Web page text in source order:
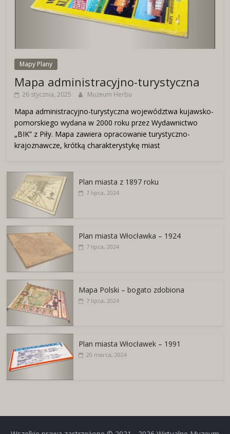
Mapy Plany
Mapa administracyjno-turystyczna
26 stycznia, 2025 Muzeum Herbu
Mapa administracyjno-turystyczna województwa kujawsko-
pomorskiego wydana w 2000 roku przez Wydawnictwo
„BIK” z Piły. Mapa zawiera opracowanie turystyczno-
krajoznawcze, krótką charakterystykę miast
Plan miasta z 1897 roku
7 lipca, 2024
Plan miasta Włocławka – 1924
7 lipca, 2024
Mapa Polski – bogato zdobiona
7 lipca, 2024
Plan miasta Włocławek – 1991
20 marca, 2024